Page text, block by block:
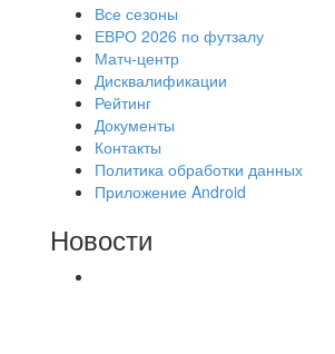
Все сезоны
ЕВРО 2026 по футзалу
Матч-центр
Дисквалификации
Рейтинг
Документы
Контакты
Политика обработки данных
Приложение Android
Новости